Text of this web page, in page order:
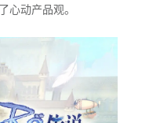
心动产品观。